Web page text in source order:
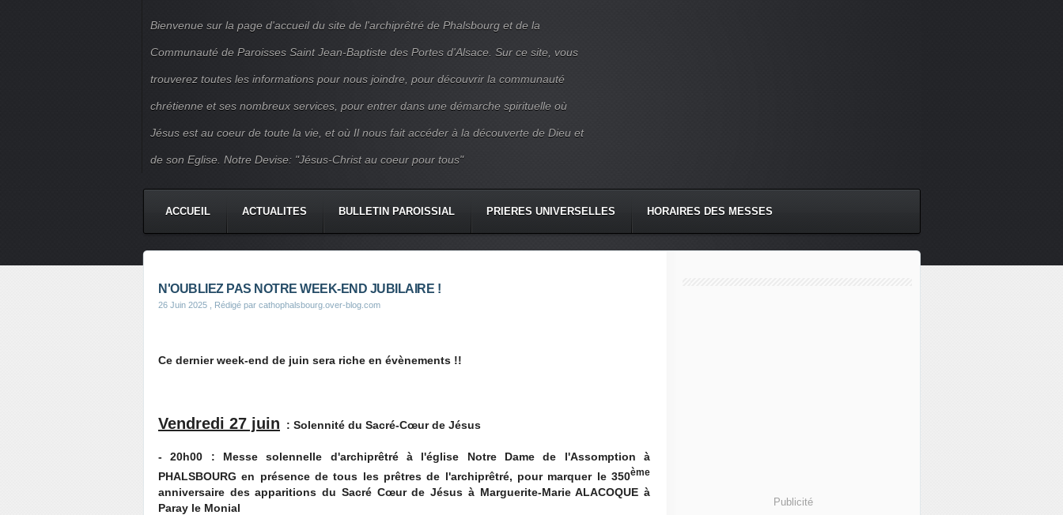
Bienvenue sur la page d'accueil du site de l'archiprêtré de Phalsbourg et de la
Communauté de Paroisses Saint Jean-Baptiste des Portes d'Alsace. Sur ce site, vous
trouverez toutes les informations pour nous joindre, pour découvrir la communauté
chrétienne et ses nombreux services, pour entrer dans une démarche spirituelle où
Jésus est au coeur de toute la vie, et où Il nous fait accéder à la découverte de Dieu et
de son Eglise. Notre Devise: "Jésus-Christ au coeur pour tous"
ACCUEIL ACTUALITES BULLETIN PAROISSIAL PRIERES UNIVERSELLES HORAIRES DES MESSES
N'OUBLIEZ PAS NOTRE WEEK-END JUBILAIRE !
26 Juin 2025 , Rédigé par cathophalsbourg.over-blog.com
Ce dernier week-end de juin sera riche en évènements !!
Vendredi 27 juin : Solennité du Sacré-Cœur de Jésus
- 20h00 : Messe solennelle d'archiprêtré à l'église Notre Dame de l'Assomption à
PHALSBOURG en présence de tous les prêtres de l'archiprêtré, pour marquer le 350ème
anniversaire des apparitions du Sacré Cœur de Jésus à Marguerite-Marie ALACOQUE à
Paray le Monial
Publicité